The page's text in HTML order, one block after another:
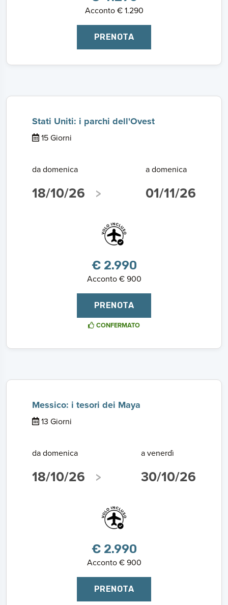
Acconto € 1.290
PRENOTA
Stati Uniti: i parchi dell'Ovest
15 Giorni
da domenica
18/10/26
a domenica
01/11/26
€ 2.990
Acconto € 900
PRENOTA
CONFERMATO
Messico: i tesori dei Maya
13 Giorni
da domenica
18/10/26
a venerdì
30/10/26
€ 2.990
Acconto € 900
PRENOTA